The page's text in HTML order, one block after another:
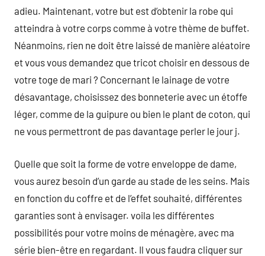
adieu. Maintenant, votre but est d’obtenir la robe qui
atteindra à votre corps comme à votre thème de buffet.
Néanmoins, rien ne doit être laissé de manière aléatoire
et vous vous demandez que tricot choisir en dessous de
votre toge de mari ? Concernant le lainage de votre
désavantage, choisissez des bonneterie avec un étoffe
léger, comme de la guipure ou bien le plant de coton, qui
ne vous permettront de pas davantage perler le jour j.
Quelle que soit la forme de votre enveloppe de dame,
vous aurez besoin d’un garde au stade de les seins. Mais
en fonction du coffre et de l’effet souhaité, différentes
garanties sont à envisager. voila les différentes
possibilités pour votre moins de ménagère, avec ma
série bien-être en regardant. Il vous faudra cliquer sur